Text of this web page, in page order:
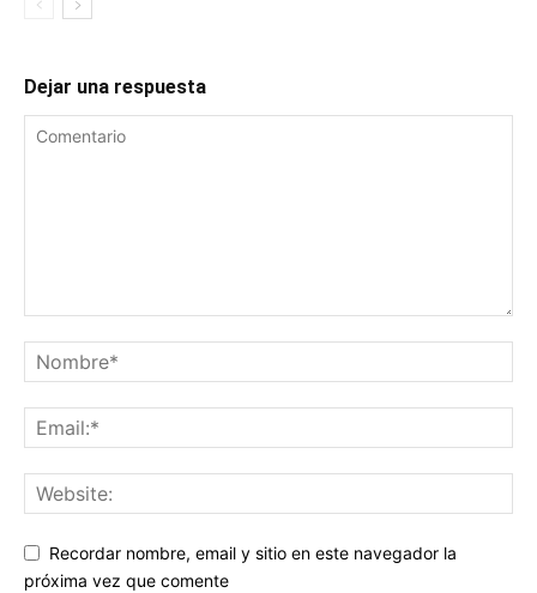
Dejar una respuesta
Recordar nombre, email y sitio en este navegador la
próxima vez que comente